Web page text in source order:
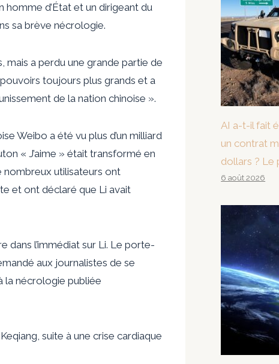
d’État et un dirigeant du
sa brève nécrologie.
a perdu une grande partie de
toujours plus grands et a
de la nation chinoise ».
Weibo a été vu plus d’un milliard
« J’aime » était transformé en
nombreux utilisateurs ont
et ont déclaré que Li avait
dans l’immédiat sur Li. Le porte-
aux journalistes de se
la nécrologie publiée
suite à une crise cardiaque
AI a-t-il fait
un contrat
dollars ? Le
6 août 2026